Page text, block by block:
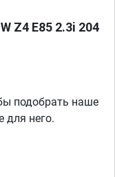
Z4 E85 2.3i 204
подобрать наше
для него.